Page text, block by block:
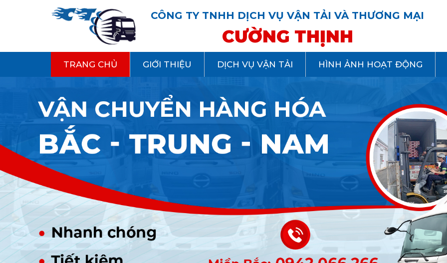
CÔNG TY TNHH DỊCH VỤ VẬN TẢI VÀ THƯƠNG MẠI
CƯỜNG THỊNH
TRANG CHỦ GIỚI THIỆU DỊCH VỤ VẬN TẢI HÌNH ẢNH HOẠT ĐỘNG